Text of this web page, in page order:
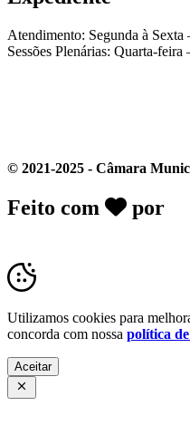
Atendimento: Segunda à Sexta
Sessões Plenárias: Quarta-feira
© 2021-2025 - Câmara
Feito com por
Utilizamos cookies para
concorda com nossa política
Aceitar